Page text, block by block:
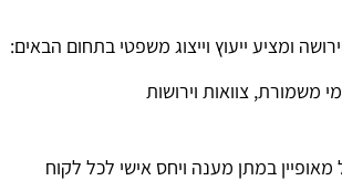
ומציע ייעוץ וייצוג משפטי בתחום הבאים:
משמורת, צוואות וירושות
במתן מענה ויחס אישי לכל לקוח